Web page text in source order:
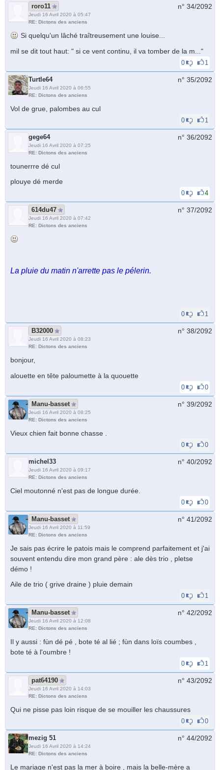
roro11
Jeudi 16 Avril 2020 à 05:47
RE: Dictons des anciens
n° 34/2092
Si quelqu'un lâché traîtreusement une louise...
mil se dit tout haut: " si ce vent continu, il va tomber de la m..."
0 1
Turtle64
Jeudi 16 Avril 2020 à 06:55
RE: Dictons des anciens
n° 35/2092
Vol de grue, palombes au cul
0 1
gege64
Jeudi 16 Avril 2020 à 07:25
RE: Dictons des anciens
n° 36/2092
tounerrre dé cul
plouye dé merde
0 4
614du47
Jeudi 16 Avril 2020 à 07:42
RE: Dictons des anciens
n° 37/2092
La pluie du matin n'arrette pas le pélerin.
0 1
B32000
Jeudi 16 Avril 2020 à 08:23
RE: Dictons des anciens
n° 38/2092
bonjour,
alouette en tête paloumette à la quouette
0 0
Manu-basset
Jeudi 16 Avril 2020 à 08:25
RE: Dictons des anciens
n° 39/2092
Vieux chien fait bonne chasse .
0 0
michel33
Jeudi 16 Avril 2020 à 09:17
RE: Dictons des anciens
n° 40/2092
Ciel moutonné n'est pas de longue durée.
0 0
Manu-basset
Jeudi 16 Avril 2020 à 11:59
RE: Dictons des anciens
n° 41/2092
Je sais pas écrire le patois mais le comprend parfaitement et j'ai
souvent entendu dire mon grand père : ale dès trio , pletse
démo !
Aile de trio ( grive draine ) pluie demain
0 1
Manu-basset
Jeudi 16 Avril 2020 à 12:08
RE: Dictons des anciens
n° 42/2092
Il y aussi : fùn dé pé , bote té al lié ; fùn dans loïs coumbes ,
bote té à l'oumbre !
0 1
pat64190
Jeudi 16 Avril 2020 à 14:03
RE: Dictons des anciens
n° 43/2092
Qui ne pisse pas loin risque de se mouiller les chaussures
0 0
mezig 51
Jeudi 16 Avril 2020 à 14:24
RE: Dictons des anciens
n° 44/2092
Le mariage n'est pas la mer à boire , mais la belle-mère a